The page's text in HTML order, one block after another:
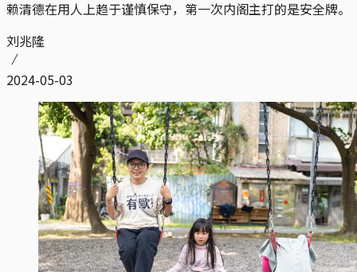
赖清德在用人上趋于谨慎保守，第一次内阁主打的是安全牌。
刘兆隆
2024-05-03